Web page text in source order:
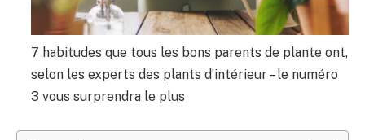
7 habitudes que tous les bons parents de plante ont,
selon les experts des plants d’intérieur – le numéro
3 vous surprendra le plus